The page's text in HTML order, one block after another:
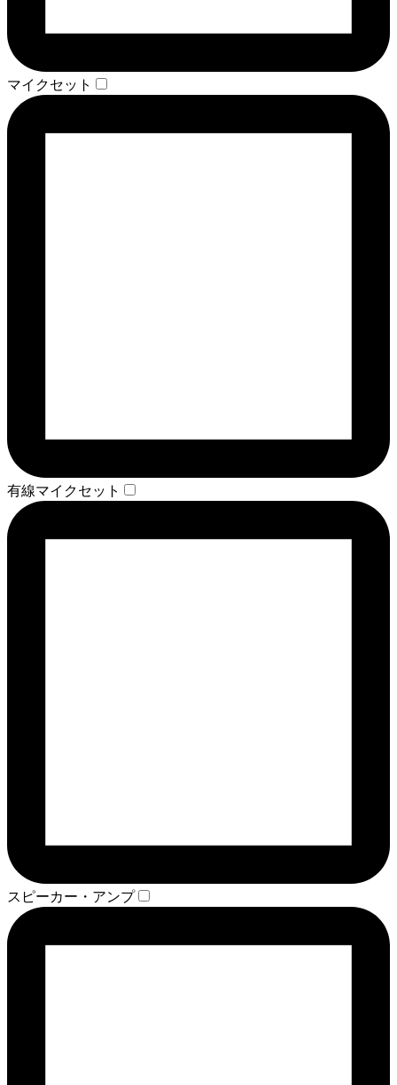
マイクセット
有線マイクセット
スピーカー・アンプ